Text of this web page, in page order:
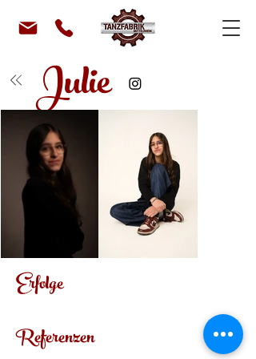
Julie
Erfolge
Referenzen